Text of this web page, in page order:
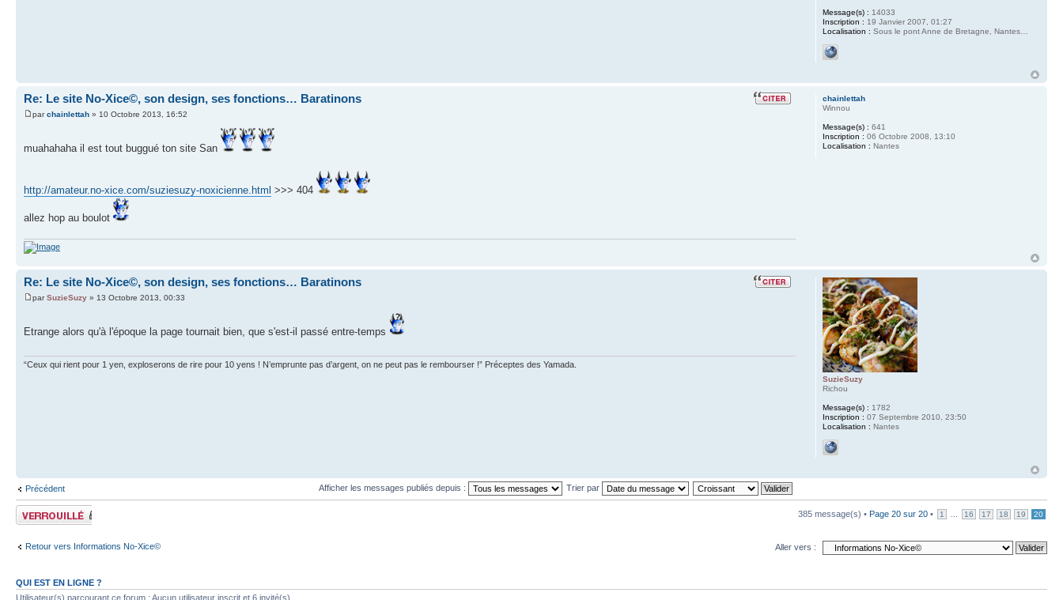
Message(s) : 14033
Inscription : 19 Janvier 2007, 01:27
Localisation : Sous le pont Anne de Bretagne, Nantes…
Re: Le site No-Xice©, son design, ses fonctions… Baratinons
parchainlettah » 10 Octobre 2013, 16:52
muahahaha il est tout buggué ton site San
http://amateur.no-xice.com/suziesuzy-noxicienne.html >>> 404
allez hop au boulot
chainlettah
Winnou
Message(s) : 641
Inscription : 06 Octobre 2008, 13:10
Localisation : Nantes
Re: Le site No-Xice©, son design, ses fonctions… Baratinons
parSuzieSuzy » 13 Octobre 2013, 00:33
Etrange alors qu'à l'époque la page tournait bien, que s'est-il passé entre-temps
“Ceux qui rient pour 1 yen, exploserons de rire pour 10 yens ! N’emprunte pas d’argent, on ne peut pas le rembourser !” Préceptes des Yamada.
SuzieSuzy
Richou
Message(s) : 1782
Inscription : 07 Septembre 2010, 23:50
Localisation : Nantes
Précédent Afficher les messages publiés depuis : Trier par
Sujet verrouillé 385 message(s) • Page 20 sur 20 • 1 16 17 18 19 20
Retour vers Informations No-Xice© Aller vers :
QUI EST EN LIGNE ?
Utilisateur(s) parcourant ce forum : Aucun utilisateur inscrit et 6 invité(s)